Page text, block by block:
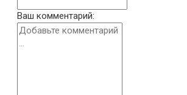
Ваш комментарий: